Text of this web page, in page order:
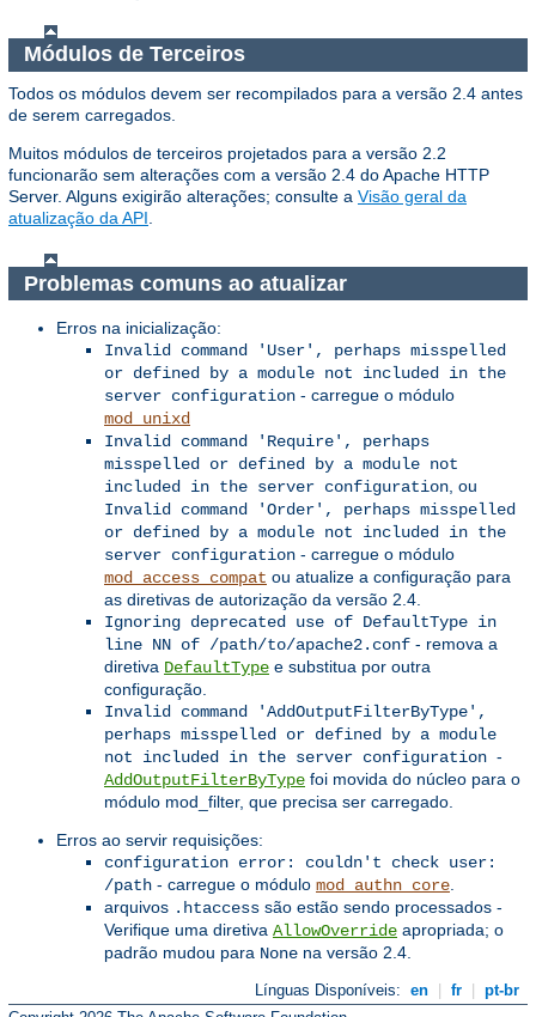
Módulos de Terceiros
Todos os módulos devem ser recompilados para a versão 2.4 antes
de serem carregados.
Muitos módulos de terceiros projetados para a versão 2.2
funcionarão sem alterações com a versão 2.4 do Apache HTTP
Server. Alguns exigirão alterações; consulte a Visão geral da
atualização da API
Problemas comuns ao atualizar
Erros na inicialização:
Invalid command 'User', perhaps misspelled
or defined by a module not included in the
server configuration - carregue o módulo
mod_unixd
Invalid command 'Require', perhaps
misspelled or defined by a module not
included in the server configuration, ou
Invalid command 'Order', perhaps misspelled
or defined by a module not included in the
server configuration - carregue o módulo
mod_access_compat ou atualize a configuração para
as diretivas de autorização da versão 2.4.
Ignoring deprecated use of DefaultType in
line NN of /path/to/apache2.conf - remova a
diretiva DefaultType e substitua por outra
configuração.
Invalid command 'AddOutputFilterByType',
perhaps misspelled or defined by a module
not included in the server configuration -
AddOutputFilterByType foi movida do núcleo para o
módulo mod_filter, que precisa ser carregado.
Erros ao servir requisições:
configuration error: couldn't check user:
/path - carregue o módulo mod_authn_core.
arquivos .htaccess são estão sendo processados -
Verifique uma diretiva AllowOverride apropriada; o
padrão mudou para None na versão 2.4.
Línguas Disponíveis: en fr
pt-br